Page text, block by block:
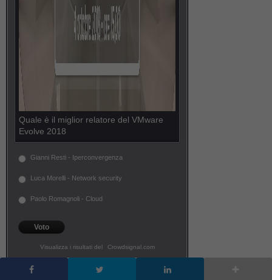
Quale è il miglior relatore del VMware
Evolve 2018
Gianni Resti - Iperconvergenza
Luca Morelli - Network security
Paolo Romagnoli - Cloud
Voto
Visualizza i risultati del Crowdsignal.com